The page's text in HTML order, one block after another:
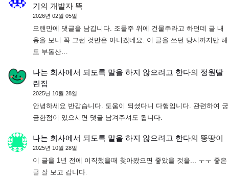
기의 개발자 뜩
2026년 02월 05일
오랜만에 댓글을 남깁니다. 조물주 위에 건물주라고 하던데 글 내
용을 보니 꼭 그런 것만은 아니겠네요. 이 글을 쓰던 당시까지만 해
도 부동산…
나는 회사에서 되도록 말을 하지 않으려고 한다의 정원딸
린집
2025년 10월 28일
안녕하세요 반갑습니다. 도움이 되셨다니 다행입니다. 관련하여 궁
금한점이 있으시면 댓글 남겨주셔도 됩니다.
나는 회사에서 되도록 말을 하지 않으려고 한다의 뚱땅이
2025년 10월 28일
이 글을 1년 전에 이직했을때 찾아봤으면 좋았을 것을... ㅜㅜ 좋은
글 잘 보고 갑니다.